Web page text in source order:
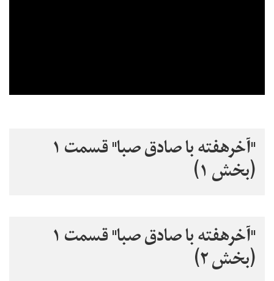
"آخرهفته با صادق صبا" قسمت ۱
(بخش ۱)
"آخرهفته با صادق صبا" قسمت ۱
(بخش ۲)